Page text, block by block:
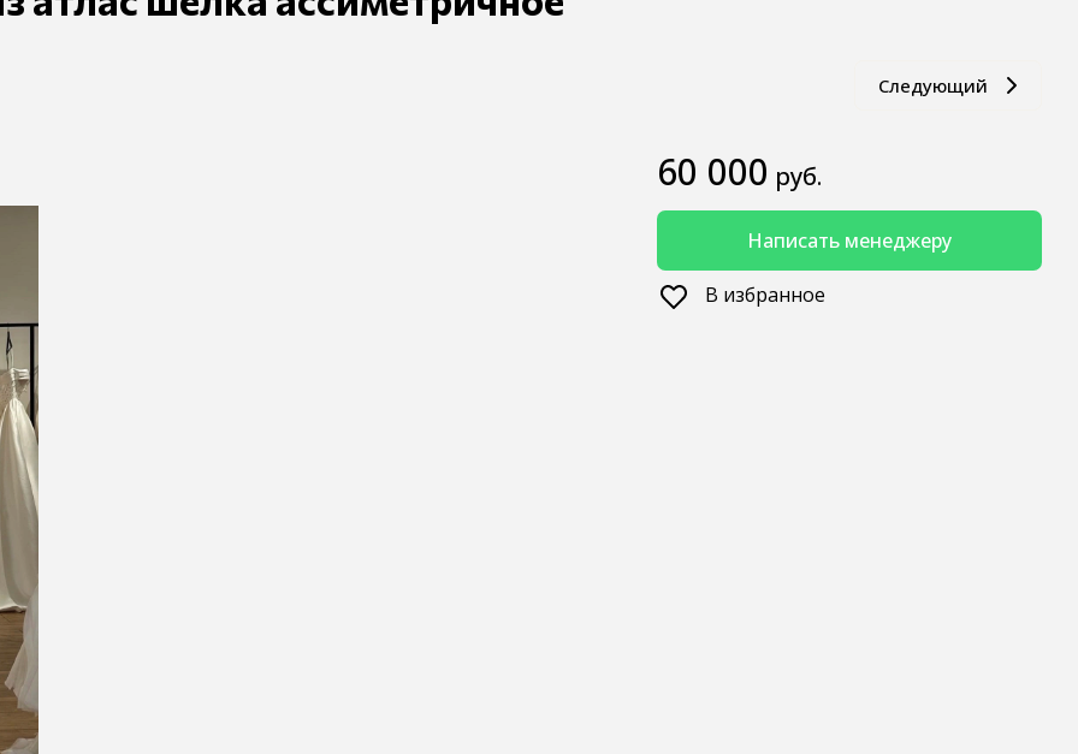
Следующий
60 000 руб.
Написать менеджеру
В избранное